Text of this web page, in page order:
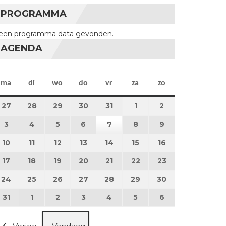
PROGRAMMA
programma data gevonden.
AGENDA
ma maandag
di dinsdag
wo woensdag
do donderdag
vr vrijdag
za zaterdag
zo
27 27 juli 2026
28 28 juli 2026
29 29 juli 2026
3030 juli 2026
31 31 juli 2026
11 augustus 2026
2
3 3 augustus 2026
4 4 augustus 2026
55 augustus 2026
6 6 augustus 2026
7 7 augustus 2026
8 8 augustus 2026
9
10 10 augustus 2026
11 11 augustus 2026
12 12 augustus 2026
13 13 augustus 2026
14 14 augustus 2026
15 15 augustus 2026
16
17 17 augustus 2026
18 18 augustus 2026
19 19 augustus 2026
20 20 augustus 2026
21 21 augustus 2026
22 22 augustus 2026
23
24 24 augustus 2026
25 25 augustus 2026
26 26 augustus 2026
27 27 augustus 2026
28 28 augustus 2026
29 29 augustus 2026
30
3131 augustus 2026
1 1 september 2026
2 2 september 2026
3 3 september 2026
4 4 september 2026
5 5 september 2026
6